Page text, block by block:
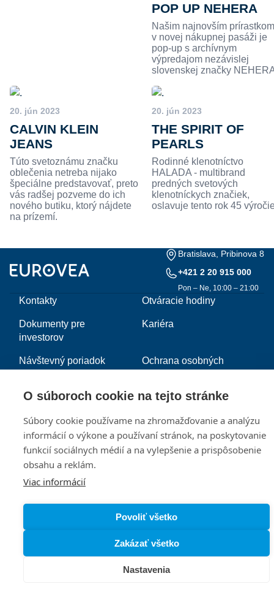
O súboroch cookie na tejto stránke
Súbory cookie používame na zhromažďovanie a analýzu
informácií o výkone a používaní stránok, na poskytovanie
funkcií sociálnych médií a na vylepšenie a prispôsobenie
obsahu a reklám.
Viac informácií
Povoliť všetko
Zakázať všetko
Nastavenia
POP UP NEHERA
Našim najnovším prírastkom
v novej nákupnej pasáži je
pop-up s archívnym
výpredajom nezávislej
slovenskej značky
20. jún 2023
CALVIN KLEIN
JEANS
Túto svetoznámu značku
oblečenia netreba nijako
špeciálne predstavovať, preto
vás radšej pozveme do ich
nového butiku, ktorý nájdete
na prízemí.
20. jún 2023
THE SPIRIT OF
PEARLS
Rodinné klenotníctvo
HALADA - multibrand
predných svetových
klenotníckych značiek,
oslavuje tento rok 45
Bratislava, Pribinova 8
+421 2 20 915 000
Pon – Ne, 10:00 – 21:00
Kontakty Otváracie hodiny
Dokumenty pre
investorov
Kariéra
Návštevný poriadok
Ochrana osobných
Zásady používania
Nastavenia cookies